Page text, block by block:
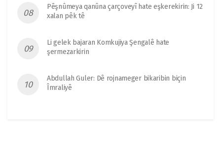
Pêşnûmeya qanûna çarçoveyî hate eşkerekirin: Ji 12
xalan pêk tê
Li gelek bajaran Komkujiya Şengalê hate
şermezarkirin
Abdullah Guler: Dê rojnameger bikaribin biçin
Îmraliyê